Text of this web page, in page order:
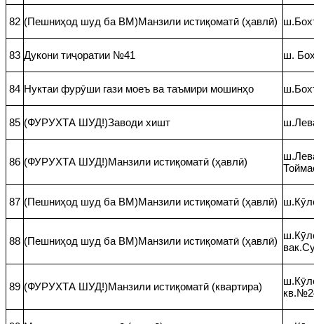
82 (Пешниҳод шуд ба ВМ)Манзили истиқоматӣ (ҳавлӣ)
83 Дукони тиҷоратии №41 ш.
84 Нуктаи фурӯши гази моеъ ва таъмири мошинҳо
85 (ФУРУХТА ШУД!)Заводи хишт
86 (ФУРУХТА ШУД!)Манзили истиқоматӣ (ҳавлӣ)
87 (Пешниҳод шуд ба ВМ)Манзили истиқоматӣ (ҳавлӣ)
88 (Пешниҳод шуд ба ВМ)Манзили истиқоматӣ (ҳавлӣ)
89 (ФУРУХТА ШУД!)Манзили истиқоматӣ (квартира)